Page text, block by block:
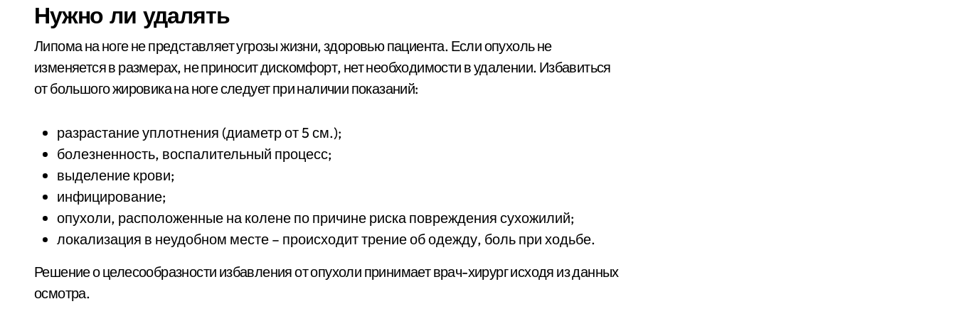
Нужно ли удалять
Липома на ноге не представляет угрозы жизни, здоровью пациента. Если опухоль не
изменяется в размерах, не приносит дискомфорт, нет необходимости в удалении. Избавиться
от большого жировика на ноге следует при наличии показаний:
разрастание уплотнения (диаметр от 5 см.);
болезненность, воспалительный процесс;
выделение крови;
инфицирование;
опухоли, расположенные на колене по причине риска повреждения сухожилий;
локализация в неудобном месте – происходит трение об одежду, боль при ходьбе.
Решение о целесообразности избавления от опухоли принимает врач-хирург исходя из данных
осмотра.